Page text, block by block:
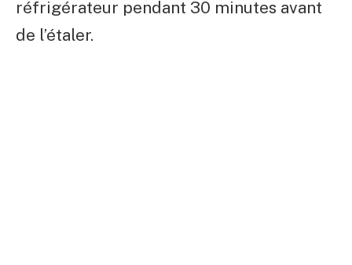
réfrigérateur pendant 30 minutes avant
de l’étaler.